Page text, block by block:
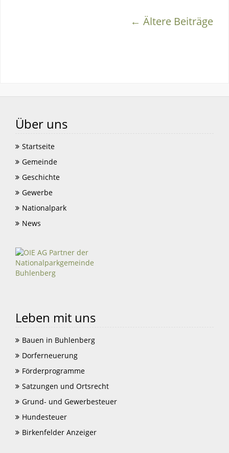
← Ältere Beiträge
Über uns
Startseite
Gemeinde
Geschichte
Gewerbe
Nationalpark
News
Leben mit uns
Bauen in Buhlenberg
Dorferneuerung
Förderprogramme
Satzungen und Ortsrecht
Grund- und Gewerbesteuer
Hundesteuer
Birkenfelder Anzeiger